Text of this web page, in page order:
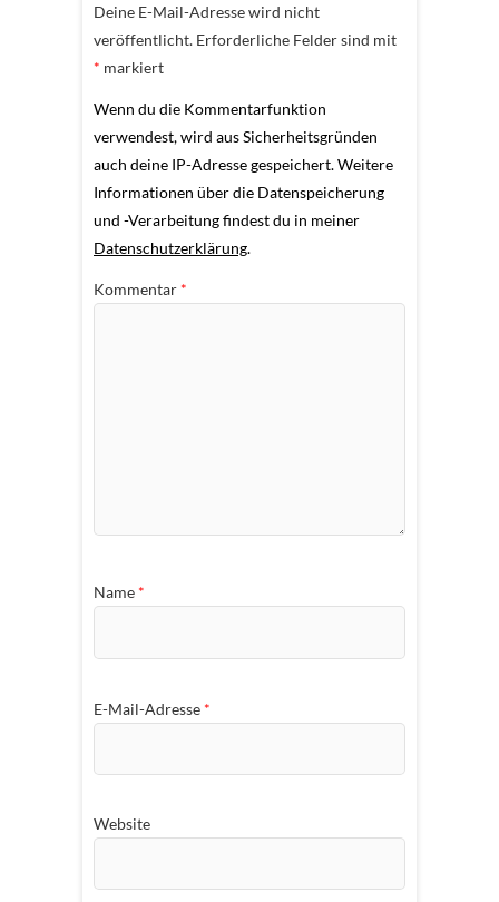
Deine E-Mail-Adresse wird nicht
veröffentlicht. Erforderliche Felder sind mit
* markiert
Wenn du die Kommentarfunktion
verwendest, wird aus Sicherheitsgründen
auch deine IP-Adresse gespeichert. Weitere
Informationen über die Datenspeicherung
und -Verarbeitung findest du in meiner
Datenschutzerklärung.
Kommentar *
Name *
E-Mail-Adresse *
Website